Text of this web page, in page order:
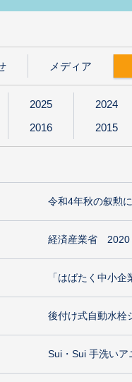
メディア
2025 2024
2016 2015
令和4年秋の叙勲
経済産業省 2020
「はばたく中小
後付け式自動水栓
Sui・Sui 手洗い